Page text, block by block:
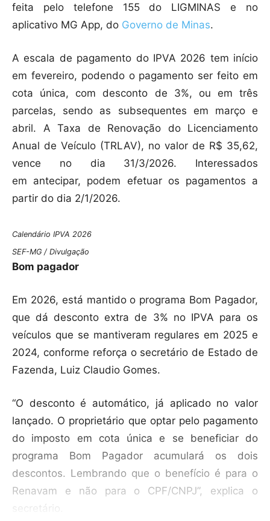
feita pelo telefone 155 do LIGMINAS e no
aplicativo MG App, do Governo de Minas.
A escala de pagamento do IPVA 2026 tem início
em fevereiro, podendo o pagamento ser feito em
cota única, com desconto de 3%, ou em três
parcelas, sendo as subsequentes em março e
abril. A Taxa de Renovação do Licenciamento
Anual de Veículo (TRLAV), no valor de R$ 35,62,
vence no dia 31/3/2026. Interessados
em antecipar, podem efetuar os pagamentos a
partir do dia 2/1/2026.
Calendário IPVA 2026
SEF-MG / Divulgação
Bom pagador
Em 2026, está mantido o programa Bom Pagador,
que dá desconto extra de 3% no IPVA para os
veículos que se mantiveram regulares em 2025 e
2024, conforme reforça o secretário de Estado de
Fazenda, Luiz Claudio Gomes.
“O desconto é automático, já aplicado no valor
lançado. O proprietário que optar pelo pagamento
do imposto em cota única e se beneficiar do
programa Bom Pagador acumulará os dois
descontos. Lembrando que o benefício é para o
Renavam e não para o CPF/CNPJ”, explica o
secretário.